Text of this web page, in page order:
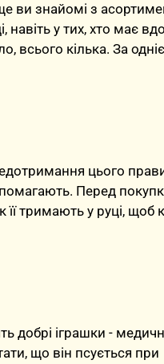
ви знайомі з
навіть у тих, хто має
всього кілька. За
цього
Перед
її тримають у руці, щоб
добрі іграшки -
що він псується при